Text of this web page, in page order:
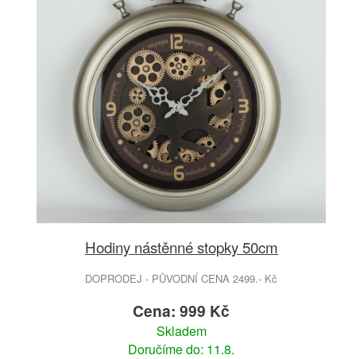
Hodiny nástěnné stopky 50cm
DOPRODEJ - PŮVODNÍ CENA 2499.- Kč
Cena: 999 Kč
Skladem
Doručíme do: 11.8.